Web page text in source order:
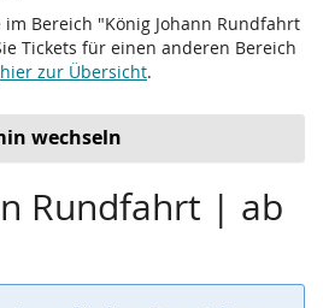
Bereich "König Johann Rundfahrt
Tickets für einen anderen Bereich
hier zur Übersicht.
wechseln
Rundfahrt | ab